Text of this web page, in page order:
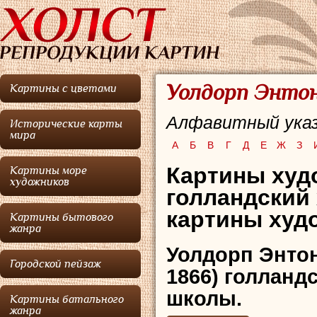
Картины с цветами
Исторические карты
мира
Картины море
художников
Картины бытового
жанра
Городской пейзаж
Картины батального
жанра
Уолдорп
Алфавитный
А Б В Г Д Е Ж З
Картины
картины
Уолдорп
1866)
школы.